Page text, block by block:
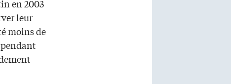
en 2003
leur
moins de